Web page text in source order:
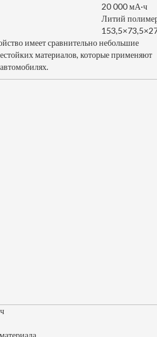
20 000 мА·ч
Литий
имеет сравнительно небольшие
материалов, которые применяют